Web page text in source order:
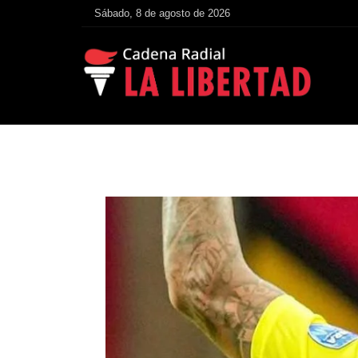
Sábado, 8 de agosto de 2026